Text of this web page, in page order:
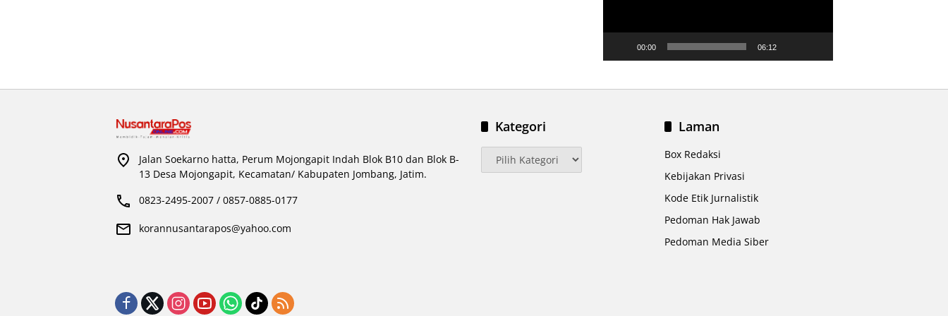
00:00 06:12
Jalan Soekarno hatta, Perum Mojongapit Indah Blok B10 dan Blok B-
13 Desa Mojongapit, Kecamatan/ Kabupaten Jombang, Jatim.
0823-2495-2007 / 0857-0885-0177
korannusantarapos@yahoo.com
Kategori
Kategori
Laman
Box Redaksi
Kebijakan Privasi
Kode Etik Jurnalistik
Pedoman Hak Jawab
Pedoman Media Siber